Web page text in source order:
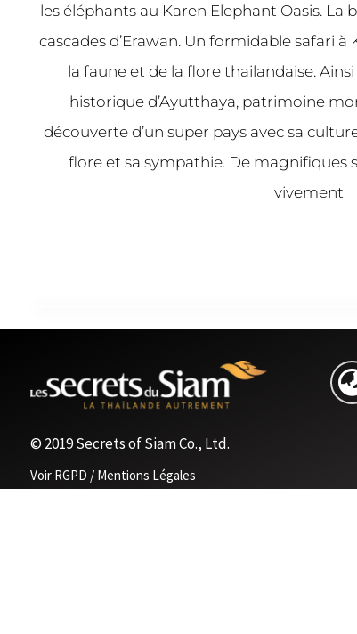
les éléphants au Karen Elephant Oasis.
cascades d’Erawan. Un formidable safari à
la faune et de la flore thailandaise.
historique d’Ayutthaya, patrimoine
découverte d’un super pays avec sa
flore et sa sympathie. De magnifiques
vivement
© 2019 Secrets of Siam Co., Ltd.
Voir RGPD / Mentions Légales